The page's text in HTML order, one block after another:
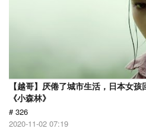
【越哥】厌倦了城市生活，日本女
《小森林》
# 326
2020-11-02 07:19